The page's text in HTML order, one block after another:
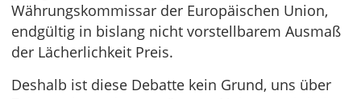
Währungskommissar der Europäischen Union,
endgültig in bislang nicht vorstellbarem Ausmaß
der Lächerlichkeit Preis.
Deshalb ist diese Debatte kein Grund, uns über